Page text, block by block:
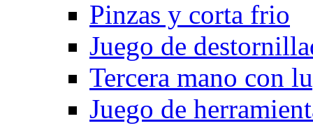
Pinzas y corta frio
Juego de
Tercera mano con
Juego de